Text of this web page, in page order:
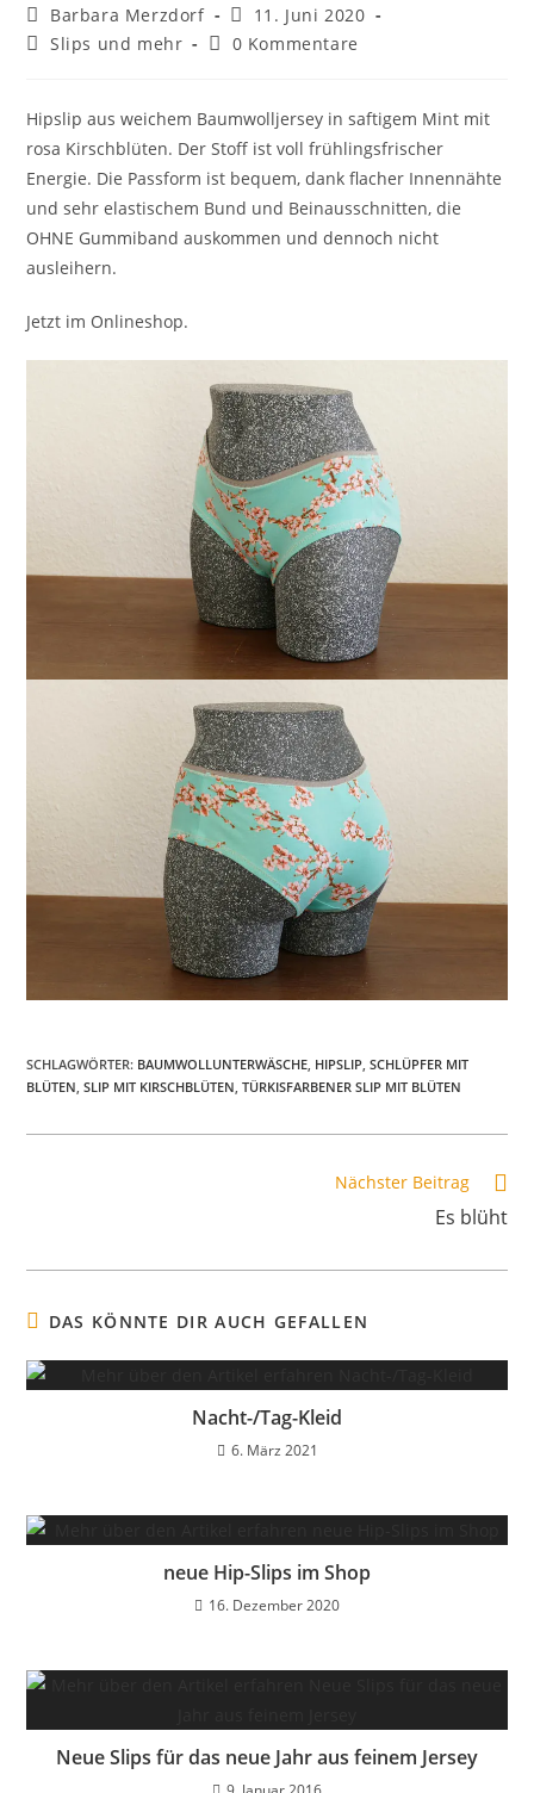
Beitrags-
Autor:
Barbara Merzdorf
Beitrag
veröffentlicht:
11. Juni 2020
Beitrags-
Slips und mehr
Beitrags-
0 Kommentare
Hipslip aus weichem Baumwolljersey in saftigem Mint mit
rosa Kirschblüten. Der Stoff ist voll frühlingsfrischer
Energie. Die Passform ist bequem, dank flacher Innennähte
und sehr elastischem Bund und Beinausschnitten, die
OHNE Gummiband auskommen und dennoch nicht
ausleihern.
Jetzt im Onlineshop.
SCHLAGWÖRTER: BAUMWOLLUNTERWÄSCHE HIPSLIP SCHLÜPFER MIT
BLÜTEN SLIP MIT KIRSCHBLÜTEN TÜRKISFARBENER SLIP MIT BLÜTEN
Nächster Beitrag
Es blüht
DAS KÖNNTE DIR AUCH GEFALLEN
Nacht-/Tag-Kleid
6. März 2021
neue Hip-Slips im Shop
16. Dezember 2020
Neue Slips für das neue Jahr aus feinem Jersey